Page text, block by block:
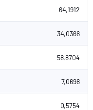
64,1912
34,0366
58,8704
7,0698
0,5754